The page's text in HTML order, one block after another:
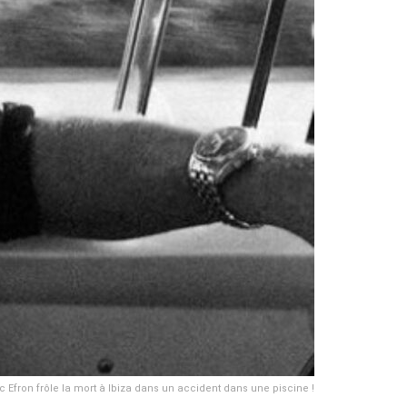
Efron frôle la mort à Ibiza dans un accident dans une piscine !